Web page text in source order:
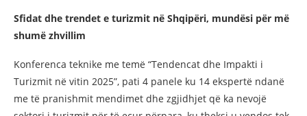
Sfidat dhe trendet e turizmit në Shqipëri, mundësi për më
shumë zhvillim
Konferenca teknike me temë “Tendencat dhe Impakti i
Turizmit në vitin 2025”, pati 4 panele ku 14 ekspertë ndanë
me të pranishmit mendimet dhe zgjidhjet që ka nevojë